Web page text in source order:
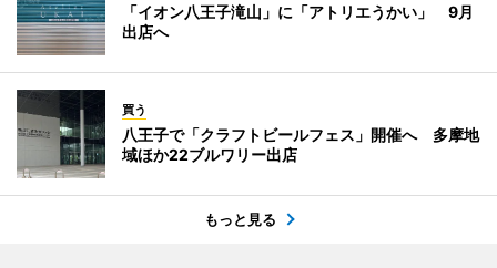
「イオン八王子滝山」に「アトリエうかい」 9月
出店へ
買う
八王子で「クラフトビールフェス」開催へ 多摩地
域ほか22ブルワリー出店
もっと見る